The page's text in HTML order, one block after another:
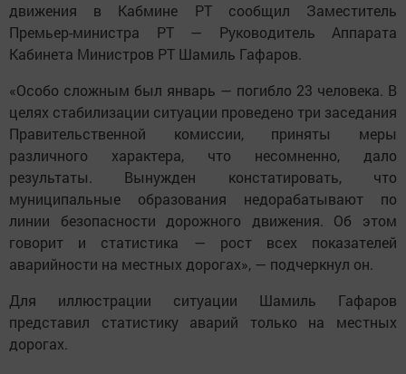
движения в Кабмине РТ сообщил Заместитель
Премьер-министра РТ — Руководитель Аппарата
Кабинета Министров РТ Шамиль Гафаров.
«Особо сложным был январь — погибло 23 человека. В
целях стабилизации ситуации проведено три заседания
Правительственной комиссии, приняты меры
различного характера, что несомненно, дало
результаты. Вынужден констатировать, что
муниципальные образования недорабатывают по
линии безопасности дорожного движения. Об этом
говорит и статистика — рост всех показателей
аварийности на местных дорогах», — подчеркнул он.
Для иллюстрации ситуации Шамиль Гафаров
представил статистику аварий только на местных
дорогах.